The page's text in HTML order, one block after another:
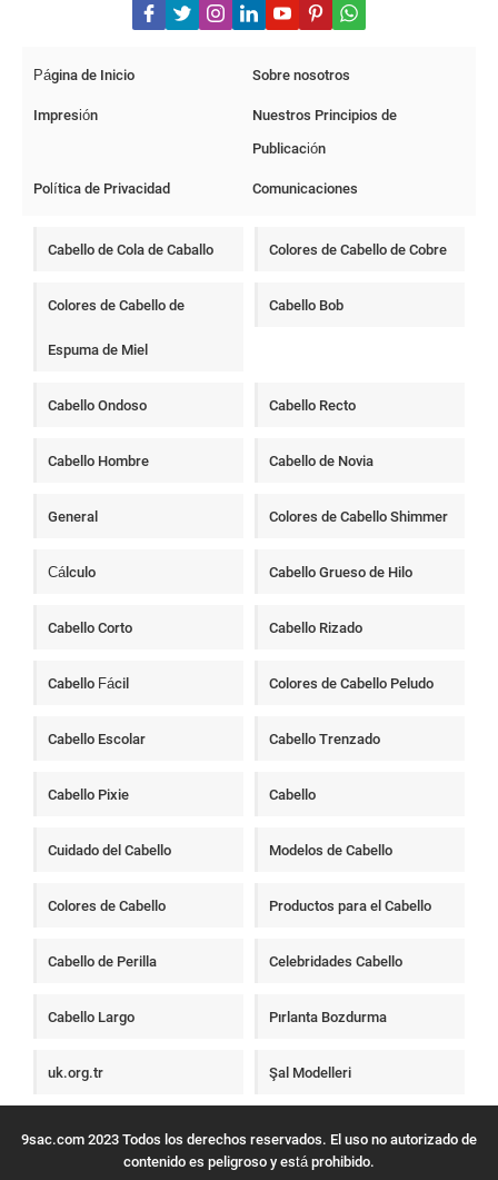
Página de Inicio
Sobre nosotros
Impresión
Nuestros Principios de
Publicación
Política de Privacidad
Comunicaciones
Cabello de Cola de Caballo Colores de Cabello de Cobre
Colores de Cabello de
Espuma de Miel
Cabello Bob
Cabello Ondoso Cabello Recto
Cabello Hombre Cabello de Novia
General Colores de Cabello Shimmer
Cálculo Cabello Grueso de Hilo
Cabello Corto Cabello Rizado
Cabello Fácil Colores de Cabello Peludo
Cabello Escolar Cabello Trenzado
Cabello Pixie Cabello
Cuidado del Cabello Modelos de Cabello
Colores de Cabello Productos para el Cabello
Cabello de Perilla Celebridades Cabello
Cabello Largo Pırlanta Bozdurma
uk.org.tr Şal Modelleri
9sac.com 2023 Todos los derechos reservados. El uso no autorizado de
contenido es peligroso y está prohibido.